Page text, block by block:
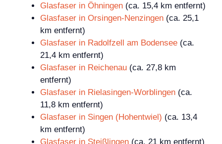
Glasfaser in Öhningen (ca. 15,4 km entfernt)
Glasfaser in Orsingen-Nenzingen (ca. 25,1
km entfernt)
Glasfaser in Radolfzell am Bodensee (ca.
21,4 km entfernt)
Glasfaser in Reichenau (ca. 27,8 km
entfernt)
Glasfaser in Rielasingen-Worblingen (ca.
11,8 km entfernt)
Glasfaser in Singen (Hohentwiel) (ca. 13,4
km entfernt)
Glasfaser in Steißlingen (ca. 21 km entfernt)